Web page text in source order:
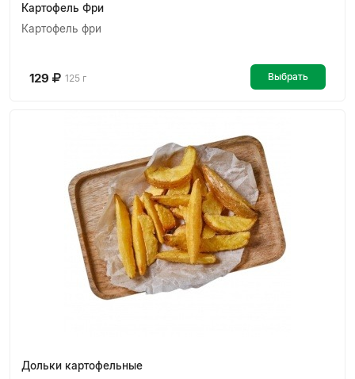
Картофель Фри
Картофель фри
129 125 г Выбрать
Дольки картофельные